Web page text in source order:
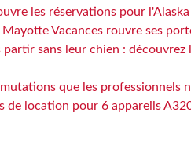
les réservations pour l'Alaska
Vacances rouvre ses
partir sans leur chien :
que les professionnels
de location pour 6 appareils